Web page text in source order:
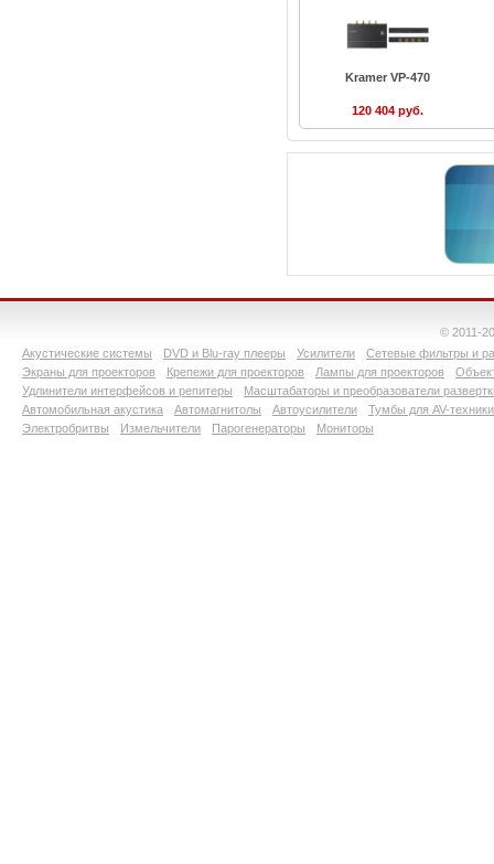
Kramer VP-470
120 404 руб.
© 2011-
Акустические системы
DVD и Blu-ray плееры Усилители
Сетевые фильтры и
Экраны для проекторов
Крепежи для проекторов Лампы для проекторов
Удлинители интерфейсов и репитеры
Масштабаторы и преобразователи
Автомобильная акустика
Автомагнитолы Автоусилители
Тумбы для AV-техники
Электробритвы
Измельчители Парогенераторы Мониторы